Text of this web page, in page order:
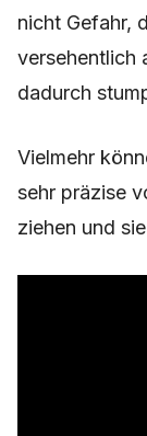
nicht Gefahr,
versehentlich
dadurch
Vielmehr
sehr präzise
ziehen und